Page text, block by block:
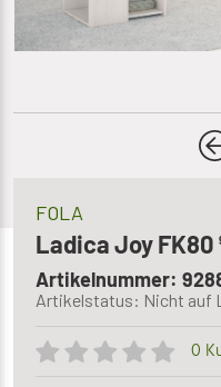
FOLA
Ladica Joy FK80
Artikelnummer:
Artikelstatus: Nicht auf
0